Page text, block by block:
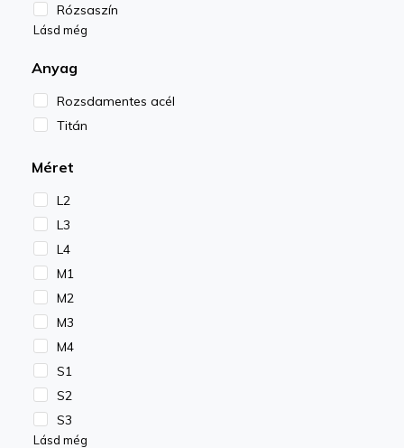
Rózsaszín
Lásd még
Anyag
Rozsdamentes acél
Titán
Méret
L2
L3
L4
M1
M2
M3
M4
S1
S2
S3
Lásd még